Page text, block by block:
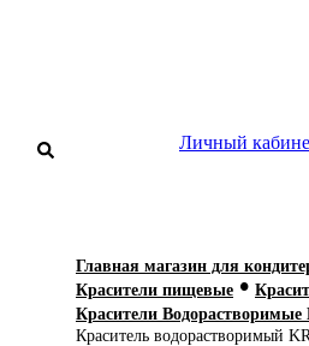
Личный
Главная магазин для
Красители пищевые •
Красители Водорастворимые
Краситель водорастворимый